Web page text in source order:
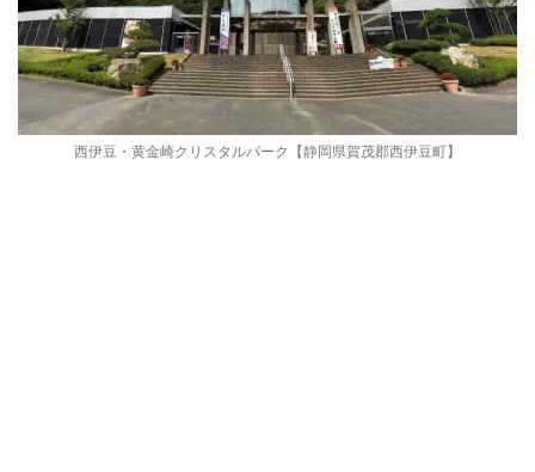
西伊豆・黄金崎クリスタルパーク【静岡県賀茂郡西伊豆町】